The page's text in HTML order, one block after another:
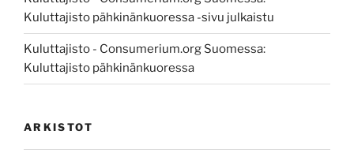
Kuluttajisto pähkinänkuoressa -sivu julkaistu
Kuluttajisto - Consumerium.org Suomessa:
Kuluttajisto pähkinänkuoressa
ARKISTOT